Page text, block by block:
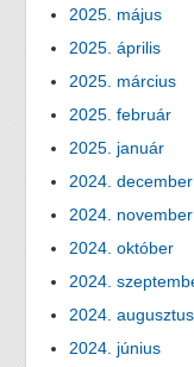
2025. május
2025. április
2025. március
2025. február
2025. január
2024. december
2024. november
2024. október
2024.
2024. augusztus
2024. június